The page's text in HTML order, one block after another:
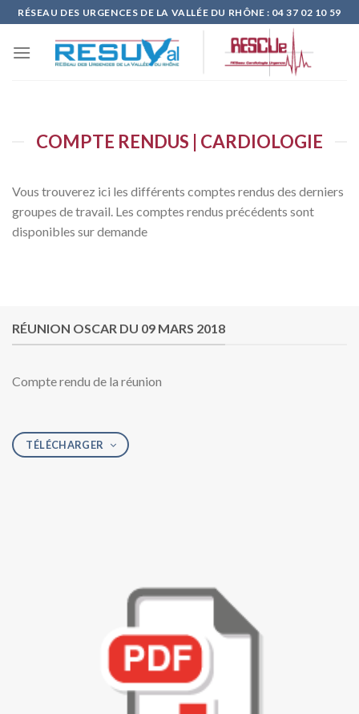
Skip
content
RÉSEAU DES URGENCES DE LA VALLÉE DU RHÔNE : 04 37 02 10 59
COMPTE RENDUS | CARDIOLOGIE
Vous trouverez ici les différents comptes rendus des derniers
groupes de travail. Les comptes rendus précédents sont
disponibles sur demande
RÉUNION OSCAR DU 09 MARS 2018
Compte rendu de la réunion
TÉLÉCHARGER